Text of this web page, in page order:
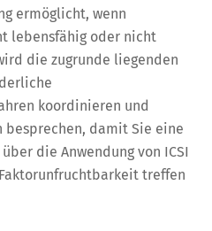
ermöglicht, wenn
lebensfähig oder nicht
die zugrunde liegenden
koordinieren und
besprechen, damit Sie eine
die Anwendung von ICSI
treffen